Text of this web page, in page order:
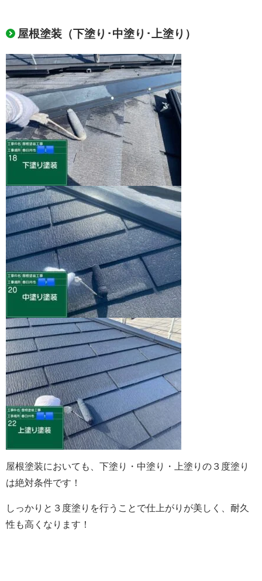
屋根塗装（下塗り･中塗り･上塗り）
屋根塗装においても、 下塗り・中塗り・上塗りの３度塗り
は絶対条件です！
しっかりと３度塗りを行うことで仕上がりが美しく、耐久
性も高くなります！